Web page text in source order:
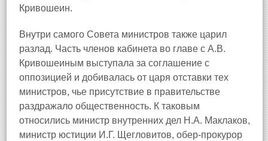
Кривошеин.
Внутри самого Совета министров также царил
разлад. Часть членов кабинета во главе с А.В.
Кривошеиным выступала за соглашение с
оппозицией и добивалась от царя отставки тех
министров, чье присутствие в правительстве
раздражало общественность. К таковым
относились министр внутренних дел Н.А. Маклаков,
министр юстиции И.Г. Щегловитов, обер-прокурор